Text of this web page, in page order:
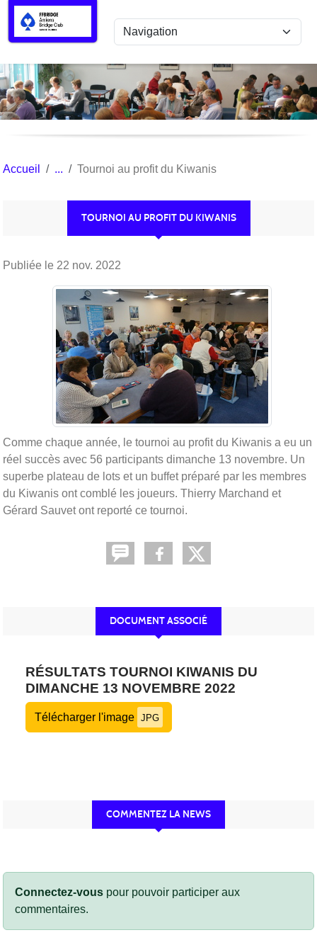
Accueil Tournoi au profit du Kiwanis
TOURNOI AU PROFIT DU KIWANIS
Publiée le 22 nov. 2022
Comme chaque année, le tournoi au profit du Kiwanis a eu un
réel succès avec 56 participants dimanche 13 novembre. Un
superbe plateau de lots et un buffet préparé par les membres
du Kiwanis ont comblé les joueurs. Thierry Marchand et
Gérard Sauvet ont reporté ce tournoi.
DOCUMENT ASSOCIÉ
RÉSULTATS TOURNOI KIWANIS DU
DIMANCHE 13 NOVEMBRE 2022
Télécharger l'image JPG
COMMENTEZ LA NEWS
Connectez-vous pour pouvoir participer aux
commentaires.
Panneau de gestion des cookies